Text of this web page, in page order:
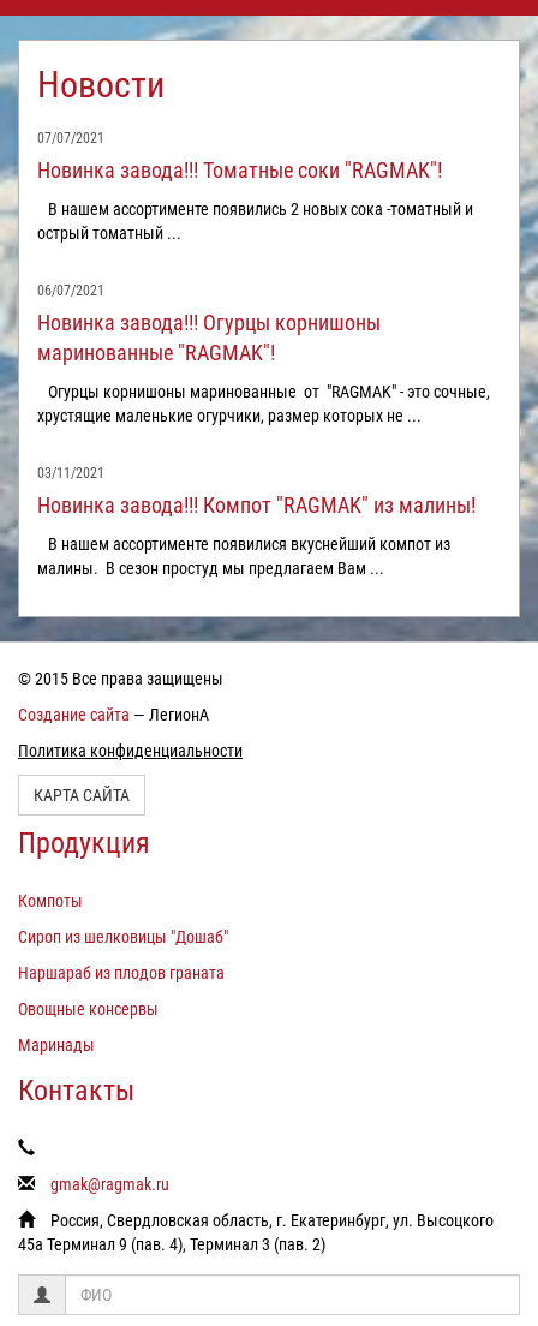
Новости
07/07/2021
Новинка завода!!! Томатные соки "RAGMAK"!
В нашем ассортименте появились 2 новых сока -томатный и
острый томатный ...
06/07/2021
Новинка завода!!! Огурцы корнишоны
маринованные "RAGMAK"!
Огурцы корнишоны маринованные от "RAGMAK" - это сочные,
хрустящие маленькие огурчики, размер которых не ...
03/11/2021
Новинка завода!!! Компот "RAGMAK" из малины!
В нашем ассортименте появилися вкуснейший компот из
малины. В сезон простуд мы предлагаем Вам ...
© 2015 Все права защищены
Создание сайта — ЛегионА
Политика конфиденциальности
КАРТА САЙТА
Продукция
Компоты
Сироп из шелковицы "Дошаб"
Наршараб из плодов граната
Овощные консервы
Маринады
Контакты
gmak@ragmak.ru
Россия, Свердловская область, г. Екатеринбург, ул. Высоцкого
45а Терминал 9 (пав. 4), Терминал 3 (пав. 2)